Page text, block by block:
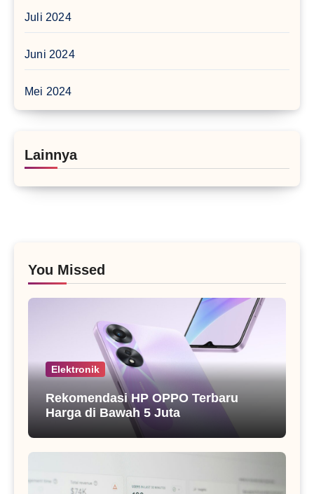
Juli 2024
Juni 2024
Mei 2024
Lainnya
You Missed
Elektronik
Rekomendasi HP OPPO Terbaru
Harga di Bawah 5 Juta